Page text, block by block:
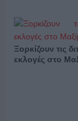
Ξορκίζουν τις
εκλογές στο